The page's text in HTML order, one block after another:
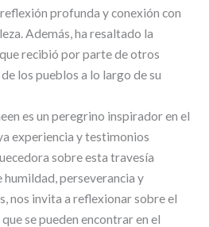
profunda y conexión con
Además, ha resaltado la
recibió por parte de otros
los pueblos a lo largo de su
es un peregrino inspirador en el
experiencia y testimonios
sobre esta travesía
perseverancia y
nos invita a reflexionar sobre el
se pueden encontrar en el